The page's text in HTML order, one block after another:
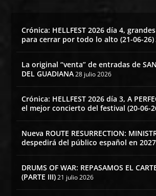
Crónica: HELLFEST 2026 día 4,
para cerrar por todo lo alto (21-06-26)
La original “venta” de entradas de
DEL GUADIANA 28 julio 2026
Crónica: HELLFEST 2026 día 3, A
el mejor concierto del festival (20-06-
Nueva ROUTE RESURRECTION:
despedirá del público español en 2027
DRUMS OF WAR: REPASAMOS EL
(PARTE III) 21 julio 2026